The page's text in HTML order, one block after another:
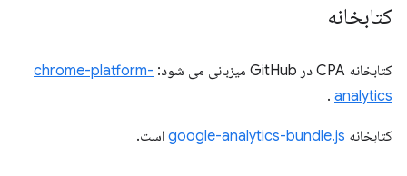
کتابخانه
کتابخانه CPA در GitHub میزبانی می شود:
chrome-platform-
analytics
.
کتابخانه google-analytics-bundle.js است.